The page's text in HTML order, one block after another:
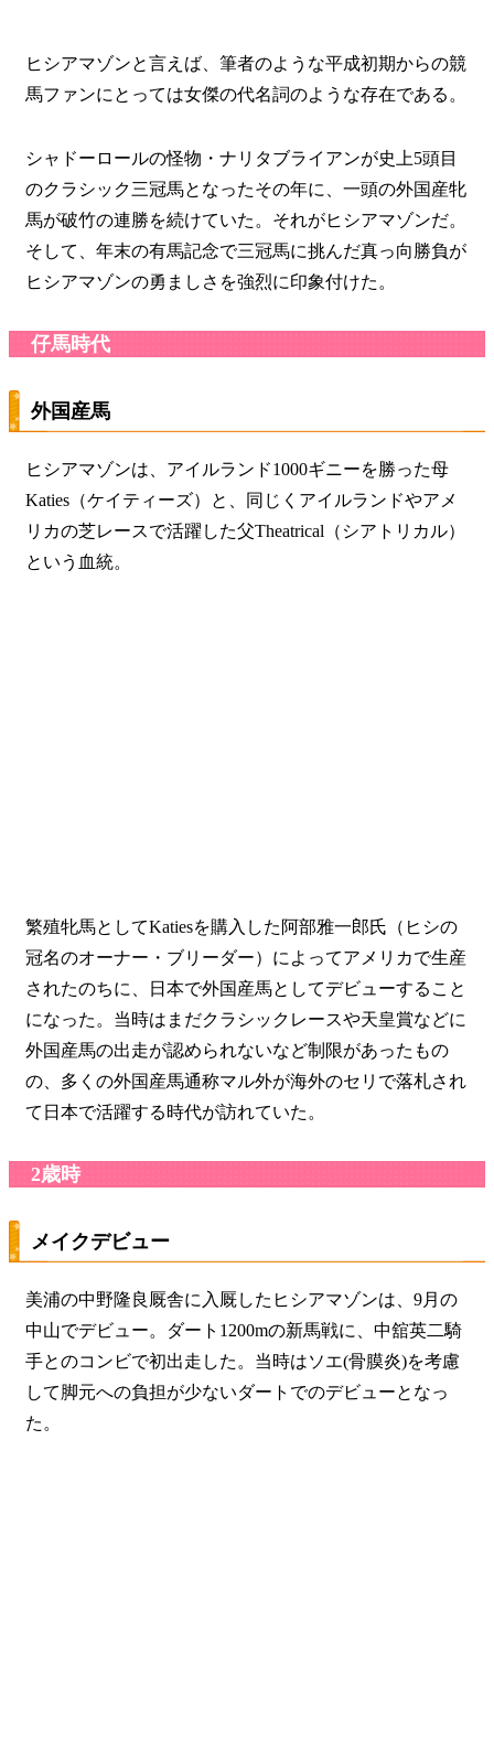
ヒシアマゾンと言えば、筆者のような平成初期からの競
馬ファンにとっては女傑の代名詞のような存在である。
シャドーロールの怪物・ナリタブライアンが史上5頭目
のクラシック三冠馬となったその年に、一頭の外国産牝
馬が破竹の連勝を続けていた。それがヒシアマゾンだ。
そして、年末の有馬記念で三冠馬に挑んだ真っ向勝負が
ヒシアマゾンの勇ましさを強烈に印象付けた。
仔馬時代
外国産馬
ヒシアマゾンは、アイルランド1000ギニーを勝った母
Katies（ケイティーズ）と、同じくアイルランドやアメ
リカの芝レースで活躍した父Theatrical（シアトリカル）
という血統。
繁殖牝馬としてKatiesを購入した阿部雅一郎氏（ヒシの
冠名のオーナー・ブリーダー）によってアメリカで生産
されたのちに、日本で外国産馬としてデビューすること
になった。当時はまだクラシックレースや天皇賞などに
外国産馬の出走が認められないなど制限があったもの
の、多くの外国産馬通称マル外が海外のセリで落札され
て日本で活躍する時代が訪れていた。
2歳時
メイクデビュー
美浦の中野隆良厩舎に入厩したヒシアマゾンは、9月の
中山でデビュー。ダート1200mの新馬戦に、中舘英二騎
手とのコンビで初出走した。当時はソエ(骨膜炎)を考慮
して脚元への負担が少ないダートでのデビューとなっ
た。